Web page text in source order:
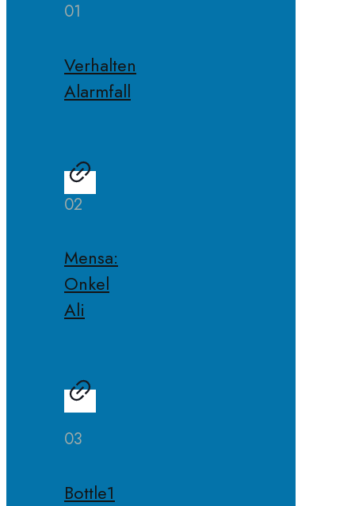
01
Verhalten
Alarmfall
02
Mensa:
Onkel
Ali
03
Bottle1